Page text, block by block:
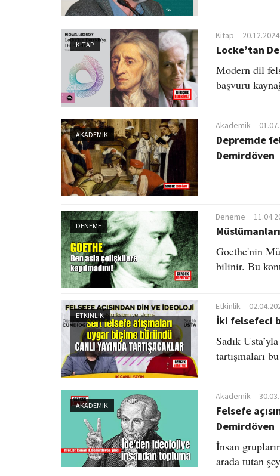
KITAP
Kitap
Locke’tan
Modern dil
başvuru
AKADEMIK
Akademik
Depremde
Demirdöven
DENEME
Deneme
Goethe'nin
bilinir. Bu
ETKINLIK
Etkinlik
İki felsefeci
Sadık
tartışmaları
AKADEMIK
Akademik
Felsefe
Demirdöven
İnsan
arada tutan